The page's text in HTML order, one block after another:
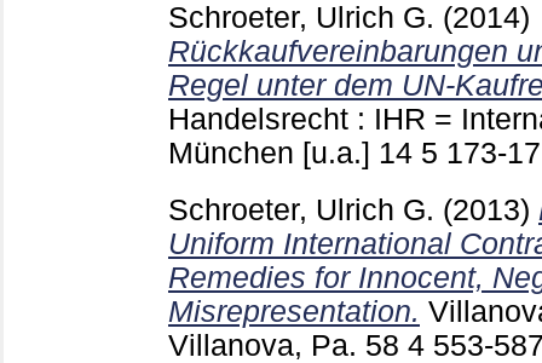
Schroeter, Ulrich G. (2014)
Rückkaufvereinbarungen
Regel unter dem UN-
Handelsrecht : IHR =
München [u.a.] 14 5 173-
Schroeter, Ulrich G. (2013)
Uniform International
Remedies for Innocent,
Misrepresentation.
Villanova, Pa. 58 4 553-